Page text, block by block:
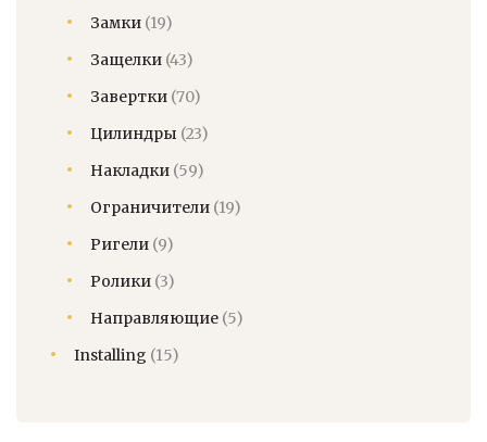
Замки (19)
Защелки (43)
Завертки (70)
Цилиндры (23)
Накладки (59)
Ограничители (19)
Ригели (9)
Ролики (3)
Направляющие (5)
Installing (15)